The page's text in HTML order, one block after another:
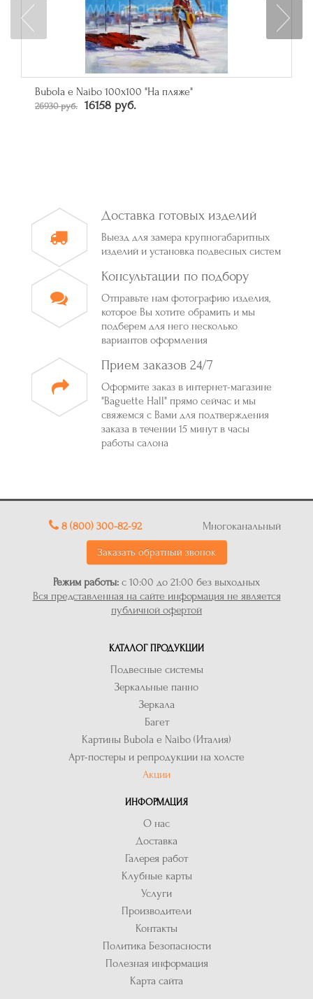
Bubola e Naibo 100х100 "На пляже"
26930 руб. 16158 руб.
Доставка готовых изделий
Выезд для замера крупногабаритных
изделий и установка подвесных систем
Консультации по подбору
Отправьте нам фотографию изделия,
которое Вы хотите обрамить и мы
подберем для него несколько
вариантов оформления
Прием заказов 24/7
Оформите заказ в интернет-магазине
"Baguette Hall" прямо сейчас и мы
свяжемся с Вами для подтверждения
заказа в течении 15 минут в часы
работы салона
8 (800) 300-82-92 Многоканальный
Заказать обратный звонок
Режим работы: с 10:00 до 21:00 без выходных
Вся представленная на сайте информация не является
публичной офертой
КАТАЛОГ ПРОДУКЦИИ
Подвесные системы
Зеркальные панно
Зеркала
Багет
Картины Bubola e Naibo (Италия)
Арт-постеры и репродукции на холсте
Акции
ИНФОРМАЦИЯ
О нас
Доставка
Галерея работ
Клубные карты
Услуги
Производители
Контакты
Политика Безопасности
Полезная информация
Карта сайта